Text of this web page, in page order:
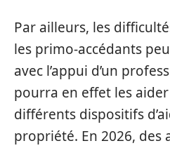
Par ailleurs, les
les primo-accédants
avec l’appui d’un
pourra en effet les
différents dispositifs
propriété. En 2026, des